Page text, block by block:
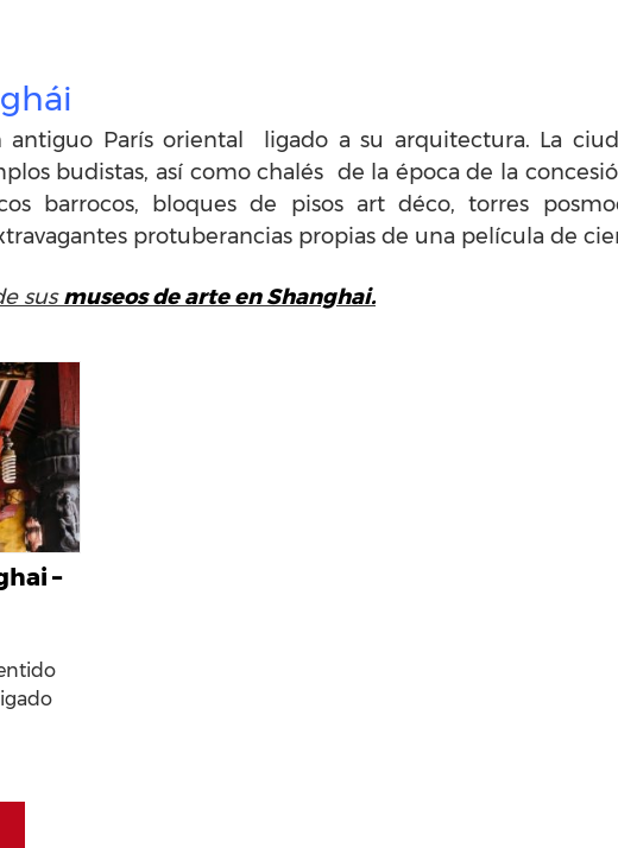
antiguo París oriental ligado a su arquitectura. La
budistas, así como chalés de la época de la
barrocos, bloques de pisos art déco, torres
protuberancias propias de una película de
susmuseos de arte en Shanghai.
–